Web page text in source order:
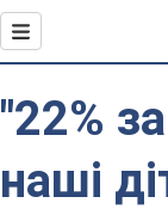
"22%
наші